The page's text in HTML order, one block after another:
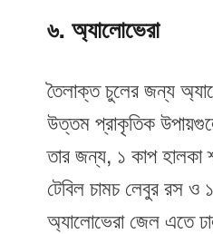
৬. অ্যালোভেরা
তৈলাক্ত চুলের জন্য
উত্তম প্রাকৃতিক
তার জন্য, ১ কাপ হালকা
টেবিল চামচ লেবুর রস ও
অ্যালোভেরা জেল এতে